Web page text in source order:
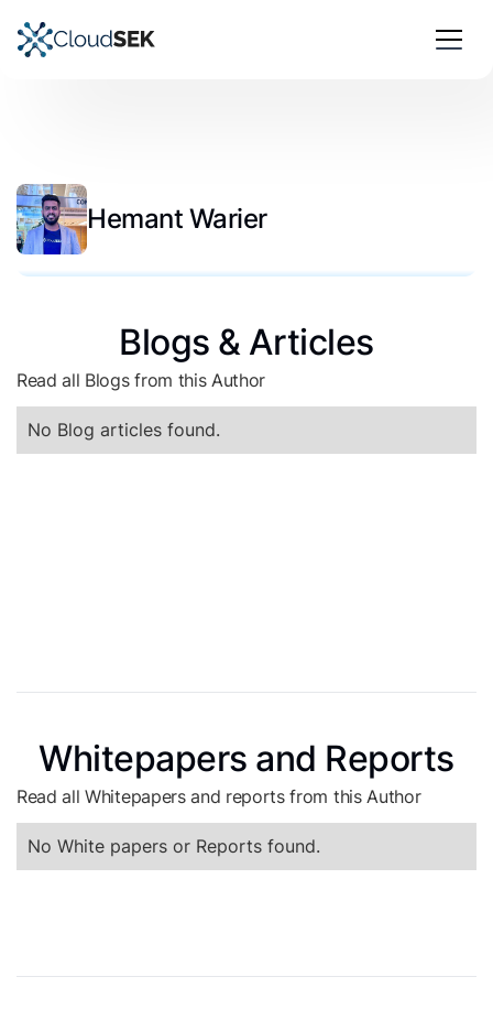
Hemant Warier
Blogs & Articles
Read all Blogs from this Author
No Blog articles found.
Whitepapers and Reports
Read all Whitepapers and reports from this Author
No White papers or Reports found.